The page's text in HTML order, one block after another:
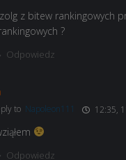
z bitew rankingowych
?
Odpowiedz
to Napoleon111 12:35,
Odpowiedz